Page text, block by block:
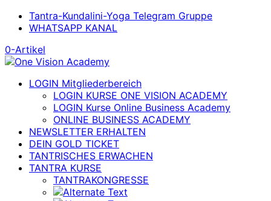
Tantra-Kundalini-Yoga Telegram Gruppe
WHATSAPP KANAL
0-Artikel
LOGIN Mitgliederbereich
LOGIN KURSE ONE VISION ACADEMY
LOGIN Kurse Online Business Academy
ONLINE BUSINESS ACADEMY
NEWSLETTER ERHALTEN
DEIN GOLD TICKET
TANTRISCHES ERWACHEN
TANTRA KURSE
TANTRAKONGRESSE